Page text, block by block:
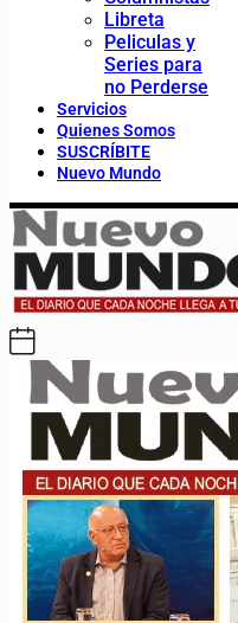
Libreta
Peliculas y
Series para
no Perderse
Servicios
Quienes Somos
SUSCRÍBITE
Nuevo Mundo